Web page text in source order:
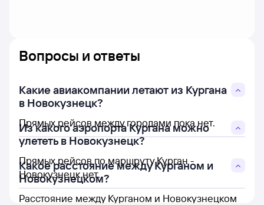
Вопросы и ответы
Какие авиакомпании летают из Кургана
в Новокузнецк?
Прямых рейсов между городами пока нет.
Из какого аэропорта Кургана можно
улететь в Новокузнецк?
Прямых рейсов по маршруту Курган -
Новокузнецк нет.
Какое расстояние между Курганом и
Новокузнецком?
Расстояние между Курганом и Новокузнецком